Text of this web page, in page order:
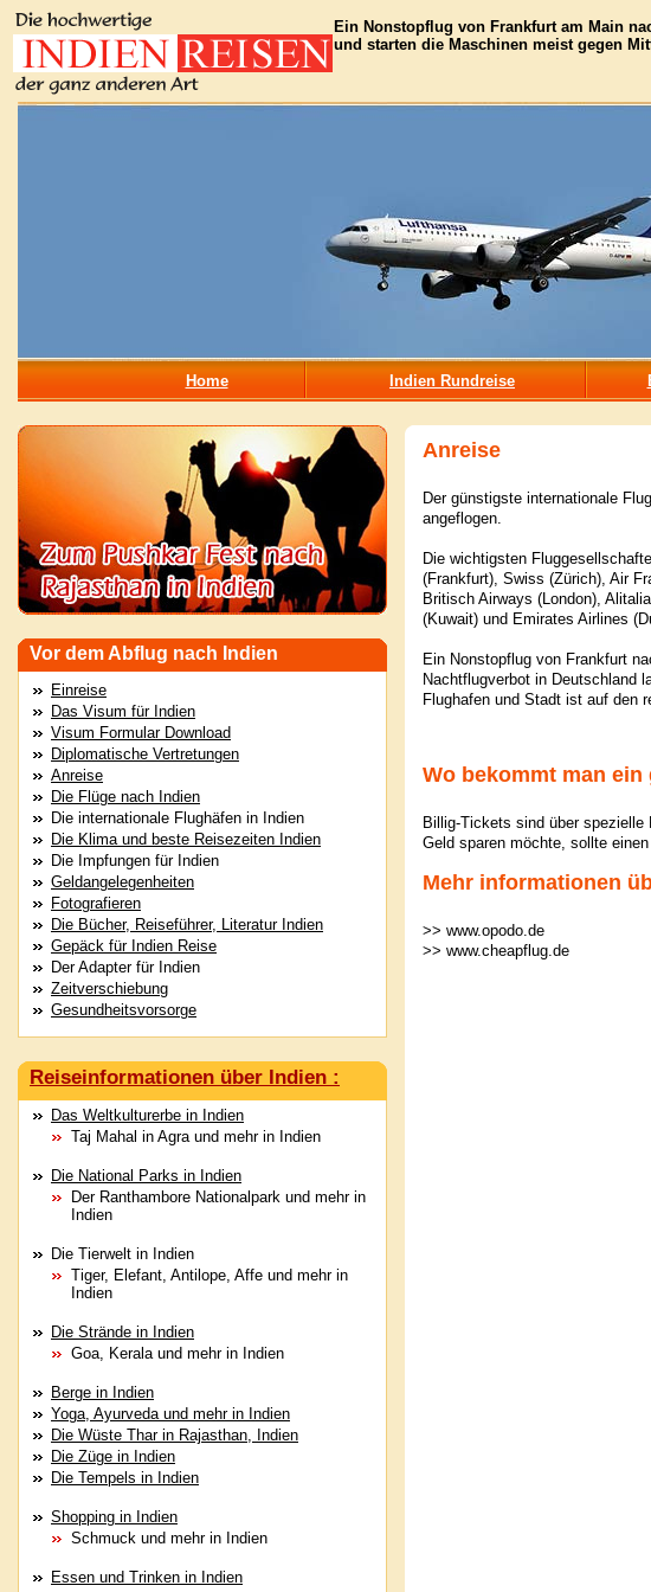
Ein Nonstopflug von Frankfurt am Main
und starten die Maschinen meist gegen
Home Indien Rundreise
Vor dem Abflug nach Indien
Einreise
Das Visum für Indien
Visum Formular Download
Diplomatische Vertretungen
Anreise
Die Flüge nach Indien
Die internationale Flughäfen in Indien
Die Klima und beste Reisezeiten Indien
Die Impfungen für Indien
Geldangelegenheiten
Fotografieren
Die Bücher, Reiseführer, Literatur Indien
Gepäck für Indien Reise
Der Adapter für Indien
Zeitverschiebung
Gesundheitsvorsorge
Reiseinformationen über Indien :
Das Weltkulturerbe in Indien
Taj Mahal in Agra und mehr in Indien
Die National Parks in Indien
Der Ranthambore Nationalpark und mehr in
Indien
Die Tierwelt in Indien
Tiger, Elefant, Antilope, Affe und mehr in
Indien
Die Strände in Indien
Goa, Kerala und mehr in Indien
Berge in Indien
Yoga, Ayurveda und mehr in Indien
Die Wüste Thar in Rajasthan, Indien
Die Züge in Indien
Die Tempels in Indien
Shopping in Indien
Schmuck und mehr in Indien
Essen und Trinken in Indien
Anreise
Der günstigste internationale
angeflogen.
Die wichtigsten
(Frankfurt), Swiss (Zürich), Air
Britisch Airways (London),
(Kuwait) und Emirates Airlines
Ein Nonstopflug von Frankfurt
Nachtflugverbot in Deutschland
Flughafen und Stadt ist auf den
Wo bekommt man
Billig-Tickets sind über
Geld sparen möchte, sollte
Mehr informationen
>> www.opodo.de
>> www.cheapflug.de